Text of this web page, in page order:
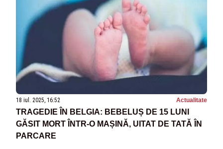
18 iul. 2025, 16:52 Actualitate
TRAGEDIE ÎN BELGIA: BEBELUȘ DE 15 LUNI
GĂSIT MORT ÎNTR-O MAȘINĂ, UITAT DE TATĂ ÎN
PARCARE